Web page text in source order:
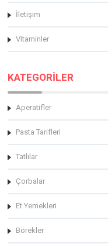
İletişim
Vitaminler
KATEGORİLER
Aperatifler
Pasta Tarifleri
Tatlılar
Çorbalar
Et Yemekleri
Börekler